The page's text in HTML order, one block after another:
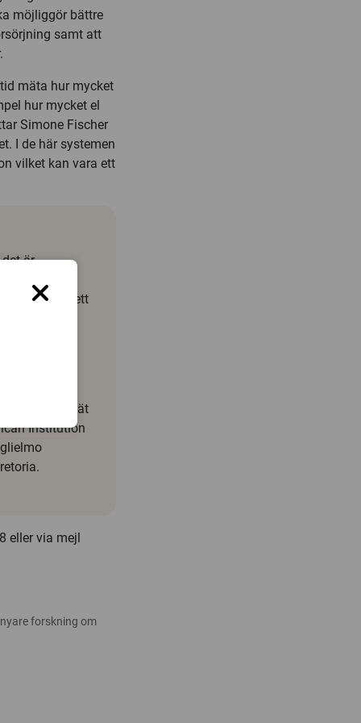
möjliggör bättre
samt att
mäta hur mycket
hur mycket el
Simone Fischer
I de här systemen
vilket kan vara ett
är
kurser till ett
antal
de
Universität
Institution
eller via mejl
forskning om